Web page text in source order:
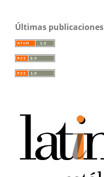
Últimas publicaciones